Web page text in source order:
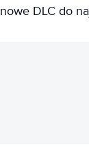
nowe DLC do